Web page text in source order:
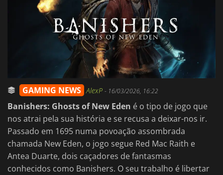
GAMING NEWS AlexP - 16/03/2026, 16:22
Banishers: Ghosts of New Eden é o tipo de jogo que
nos atrai pela sua história e se recusa a deixar-nos ir.
Passado em 1695 numa povoação assombrada
chamada New Eden, o jogo segue Red Mac Raith e
Antea Duarte, dois caçadores de fantasmas
conhecidos como Banishers. O seu trabalho é libertar